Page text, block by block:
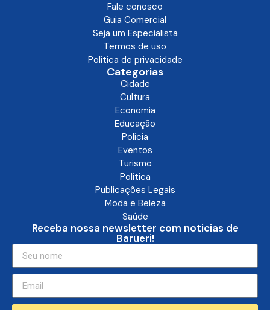
Fale conosco
Guia Comercial
Seja um Especialista
Termos de uso
Politica de privacidade
Categorias
Cidade
Cultura
Economia
Educação
Polícia
Eventos
Turismo
Política
Publicações Legais
Moda e Beleza
Saúde
Receba nossa newsletter com noticias de
Barueri!